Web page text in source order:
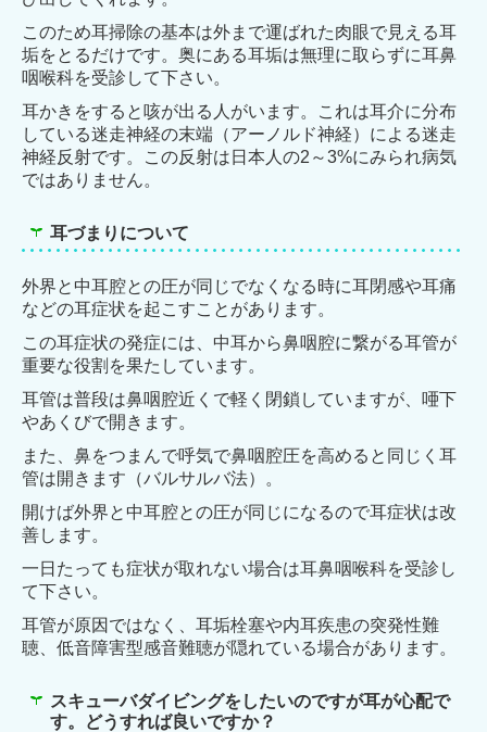
このため耳掃除の基本は外まで運ばれた肉眼で見える耳
垢をとるだけです。奥にある耳垢は無理に取らずに耳鼻
咽喉科を受診して下さい。
耳かきをすると咳が出る人がいます。これは耳介に分布
している迷走神経の末端（アーノルド神経）による迷走
神経反射です。この反射は日本人の2～3%にみられ病気
ではありません。
耳づまりについて
外界と中耳腔との圧が同じでなくなる時に耳閉感や耳痛
などの耳症状を起こすことがあります。
この耳症状の発症には、中耳から鼻咽腔に繋がる耳管が
重要な役割を果たしています。
耳管は普段は鼻咽腔近くで軽く閉鎖していますが、唖下
やあくびで開きます。
また、鼻をつまんで呼気で鼻咽腔圧を高めると同じく耳
管は開きます（バルサルバ法）。
開けば外界と中耳腔との圧が同じになるので耳症状は改
善します。
一日たっても症状が取れない場合は耳鼻咽喉科を受診し
て下さい。
耳管が原因ではなく、耳垢栓塞や内耳疾患の突発性難
聴、低音障害型感音難聴が隠れている場合があります。
スキューバダイビングをしたいのですが耳が心配で
す。どうすれば良いですか？